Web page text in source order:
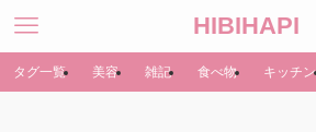
HIBIHAPI
タグ一覧 美容 雑記 食べ物 キッチン